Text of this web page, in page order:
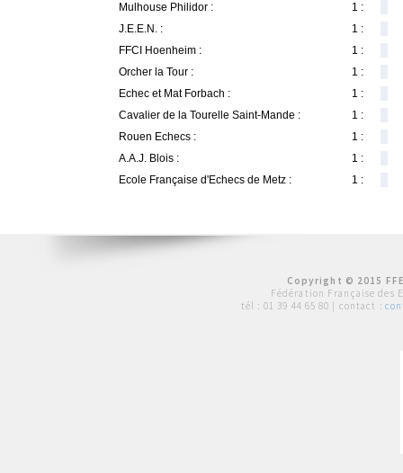
Mulhouse Philidor :
1 :
J.E.E.N. :
1 :
FFCI Hoenheim :
1 :
Orcher la Tour :
1 :
Echec et Mat Forbach :
1 :
Cavalier de la Tourelle Saint-Mande :
1 :
Rouen Echecs :
1 :
A.A.J. Blois :
1 :
Ecole Française d'Echecs de Metz :
1 :
Copyright © 2015
Fédération Française des
tél : 01 39 44 65 80 | contact :